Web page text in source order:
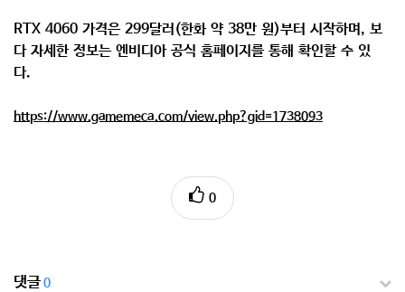
RTX 4060 가격은 299달러(한화 약 38만 원)부터 시작하며, 보
다 자세한 정보는 엔비디아 공식 홈페이지를 통해 확인할 수 있
다.
https://www.gamemeca.com/view.php?gid=1738093
0
댓글0